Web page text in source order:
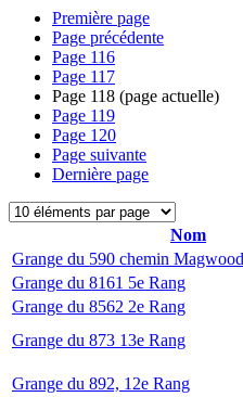
Première page
Page précédente
Page 116
Page 117
Page 118 (page actuelle)
Page 119
Page 120
Page suivante
Dernière page
Nom
Grange du 590 chemin Magwood
Grange du 8161 5e Rang
Grange du 8562 2e Rang
Grange du 873 13e Rang
Grange du 892, 12e Rang